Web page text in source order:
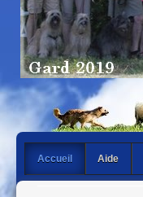
Accueil Aide